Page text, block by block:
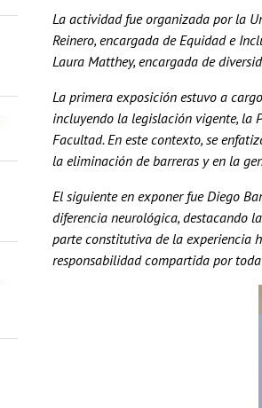
La actividad fue organizada por la
Reinero, encargada de Equidad e
Laura Matthey, encargada de
La primera exposición estuvo a
incluyendo la legislación vigente, la
Facultad. En este contexto, se
la eliminación de barreras y en la
El siguiente en exponer fue Diego
diferencia neurológica, destacando
parte constitutiva de la experiencia
responsabilidad compartida por